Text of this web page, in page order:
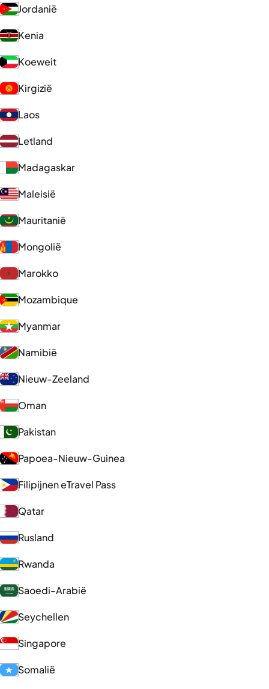
Jordanië
Kenia
Koeweit
Kirgizië
Laos
Letland
Madagaskar
Maleisië
Mauritanië
Mongolië
Marokko
Mozambique
Myanmar
Namibië
Nieuw-Zeeland
Oman
Pakistan
Papoea-Nieuw-Guinea
Filipijnen eTravel Pass
Qatar
Rusland
Rwanda
Saoedi-Arabië
Seychellen
Singapore
Somalië